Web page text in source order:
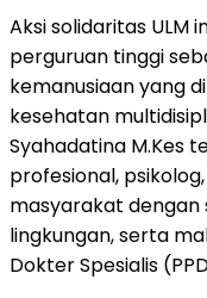
Aksi solidaritas ULM
perguruan tinggi
kemanusiaan yang
kesehatan
Syahadatina M.Kes
profesional,
masyarakat dengan
lingkungan, serta
Dokter Spesialis